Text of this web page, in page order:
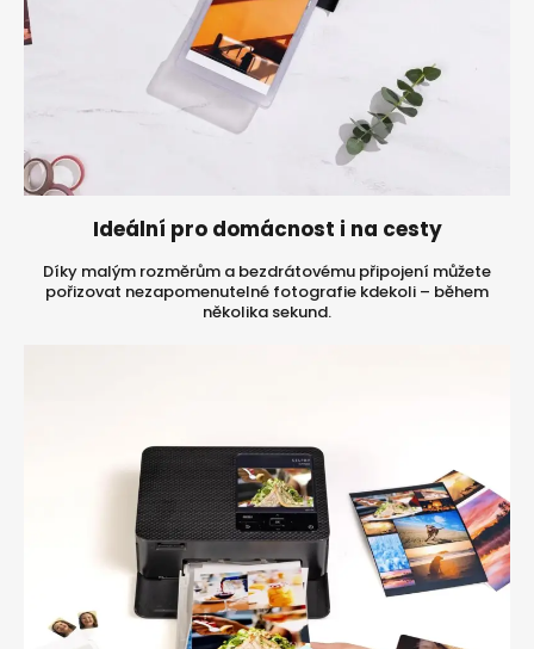
Ideální pro domácnost i na cesty
Díky malým rozměrům a bezdrátovému připojení můžete
pořizovat nezapomenutelné fotografie kdekoli – během
několika sekund.